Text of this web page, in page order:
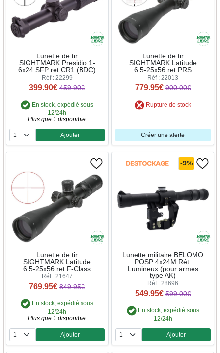
Lunette de tir
SIGHTMARK Presidio 1-
6x24 SFP ret.CR1 (BDC)
Réf : 22299
399.90€ 459.90€
En stock, expédié sous
12/24h
Plus que 1 disponible
Quantité
Ajouter
Lunette de tir
SIGHTMARK Latitude
6.5-25x56 ret.PRS
Réf : 22013
779.95€ 900.00€
Rupture de stock
Créer une alerte
Lunette de tir
SIGHTMARK Latitude
6.5-25x56 ret.F-Class
Réf : 21647
769.95€ 849.95€
En stock, expédié sous
12/24h
Plus que 1 disponible
Quantité
Ajouter
-9%
Lunette militaire BELOMO
POSP 4x24M Rét.
Lumineux (pour armes
type AK)
Réf : 28696
549.95€ 599.00€
En stock, expédié sous
12/24h
Quantité
Ajouter